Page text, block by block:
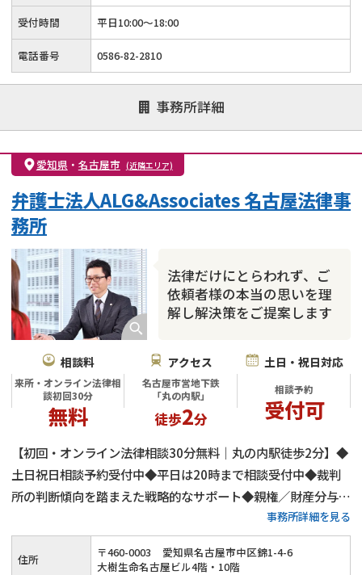
受付時間 平日10:00～18:00
電話番号 0586-82-2810
事務所詳細
愛知県 ・ 名古屋市 (近隣エリア)
法律だけにとらわれず、ご
依頼者様の本当の思いを理
解し解決策をご提案します
弁護士法人ALG&Associates 名古屋法律事
務所
相談料
来所・オンライン法律相
談初回30分
無料
アクセス
名古屋市営地下鉄
「丸の内駅」
徒歩2分
土日・祝日対応
相談予約
受付可
【初回・オンライン法律相談30分無料｜丸の内駅徒歩2分】◆
土日祝日相談予約受付中◆平日は20時まで相談受付中◆裁判
所の判断傾向を踏まえた戦略的なサポート◆親権／財産分与／
慰謝料など離婚問題を総合的に対応◆ご依頼者様の真のニーズ
を理解してよりよい解決策をご提案
事務所詳細を見る
住所 〒460-0003
愛知県名古屋市中区錦1-4-6
大樹生命名古屋ビル4階・10階